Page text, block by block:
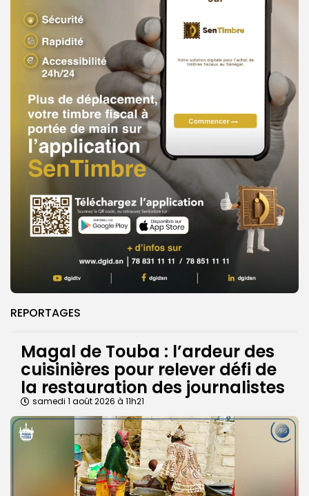
REPORTAGES
Magal de Touba : l’ardeur des
cuisinières pour relever défi de
la restauration des journalistes
samedi 1 août 2026 à 11h21